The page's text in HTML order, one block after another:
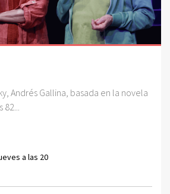
Andrés Gallina, basada en la novela
82...
a las 20